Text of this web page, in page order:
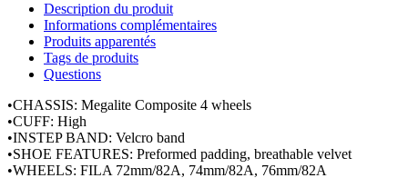
Description du produit
Informations complémentaires
Produits apparentés
Tags de produits
Questions
•CHASSIS: Megalite Composite 4 wheels
•CUFF: High
•INSTEP BAND: Velcro band
•SHOE FEATURES: Preformed padding, breathable velvet
•WHEELS: FILA 72mm/82A, 74mm/82A, 76mm/82A